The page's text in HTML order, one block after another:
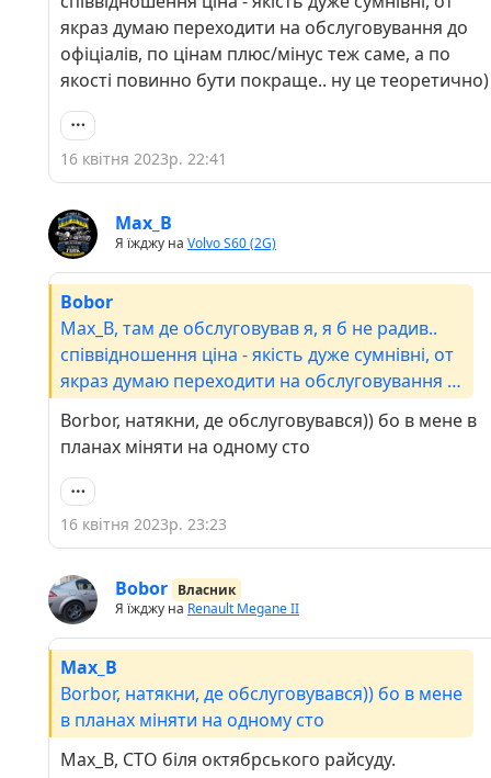
якраз думаю переходити на обслуговування до
офіціалів, по цінам плюс/мінус теж саме, а по
якості повинно бути покраще.. ну це теоретично)
16 квітня 2023р. 22:41
Max_B
Я їжджу на Volvo S60 (2G)
Bobor
Max_B, там де обслуговував я, я б не радив..
співвідношення ціна - якість дуже сумнівні, от
якраз думаю переходити на обслуговування до
офіціалів, по цінам плюс/мінус теж саме, а по
якості повинно бути покраще.. ну це
теоретично)
Borbor, натякни, де обслуговувався)) бо в мене в
планах міняти на одному сто
16 квітня 2023р. 23:23
Bobor Власник
Я їжджу на Renault Megane II
Max_B
Borbor, натякни, де обслуговувався)) бо в мене
в планах міняти на одному сто
Max_B, СТО біля октябрського райсуду.